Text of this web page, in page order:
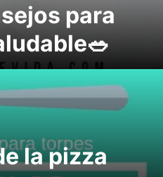
para
la pizza